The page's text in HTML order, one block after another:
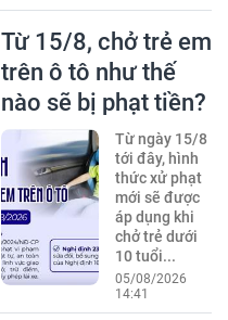
Từ 15/8, chở trẻ em
trên ô tô như thế
nào sẽ bị phạt tiền?
Từ ngày 15/8
tới đây, hình
thức xử phạt
mới sẽ được
áp dụng khi
chở trẻ dưới
10 tuổi...
05/08/2026
14:41